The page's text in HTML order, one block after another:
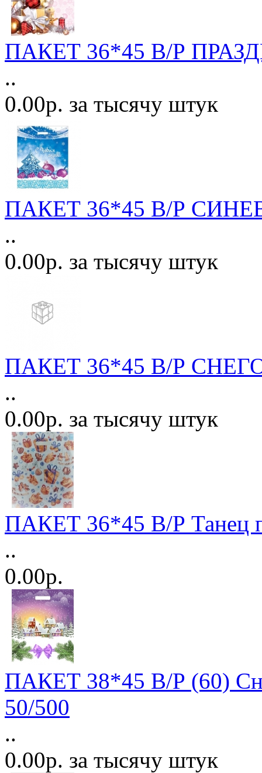
ПАКЕТ 36*45 В/Р
..
0.00р. за тысячу штук
ПАКЕТ 36*45 В/Р
..
0.00р. за тысячу штук
ПАКЕТ 36*45 В/Р
..
0.00р. за тысячу штук
ПАКЕТ 36*45 В/Р Танец
..
0.00р.
ПАКЕТ 38*45 В/Р (60)
50/500
..
0.00р. за тысячу штук